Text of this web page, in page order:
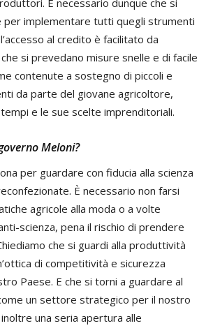
È necessario dunque che si
per implementare tutti quegli strumenti
al credito è facilitato da
si prevedano misure snelle e di facile
contenute a sostegno di piccoli e
da parte del giovane agricoltore,
e le sue scelte imprenditoriali.
Meloni?
per guardare con fiducia alla scienza
È necessario non farsi
agricole alla moda o a volte
scienza, pena il rischio di prendere
che si guardi alla produttività
di competitività e sicurezza
Paese. E che si torni a guardare al
un settore strategico per il nostro
una seria apertura alle